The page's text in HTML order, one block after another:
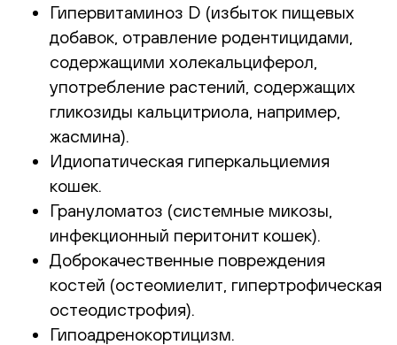
Гипервитаминоз D (избыток пищевых
добавок, отравление родентицидами,
содержащими холекальциферол,
употребление растений, содержащих
гликозиды кальцитриола, например,
жасмина).
Идиопатическая гиперкальциемия
кошек.
Грануломатоз (системные микозы,
инфекционный перитонит кошек).
Доброкачественные повреждения
костей (остеомиелит, гипертрофическая
остеодистрофия).
Гипоадренокортицизм.